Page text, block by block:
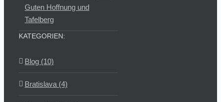
Guten Hoffnung und
Tafelberg
KATEGORIEN:
Blog (10)
Bratislava (4)